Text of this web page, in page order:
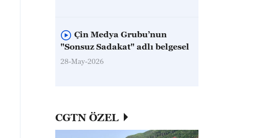
Çin Medya Grubu’nun
"Sonsuz Sadakat" adlı belgesel
28-May-2026
CGTN ÖZEL